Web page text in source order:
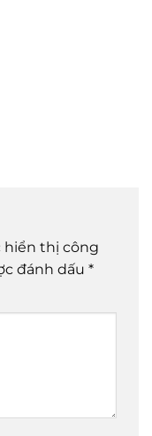
hiển thị công
đánh dấu *